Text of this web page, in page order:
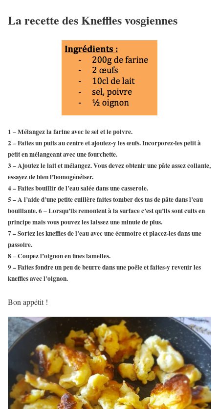
La recette des Kneffles vosgiennes
1 – Mélangez la farine avec le sel et le poivre.
2 – Faites un puits au centre et ajoutez-y les œufs. Incorporez-les petit à
petit en mélangeant avec une fourchette.
3 – Ajoutez le lait et mélangez. Vous devez obtenir une pâte assez collante,
essayez de bien l’homogénéiser.
4 – Faites bouillir de l’eau salée dans une casserole.
5 – A l’aide d’une petite cuillère faites tomber des tas de pâte dans l’eau
bouillante. 6 – Lorsqu’ils remontent à la surface c’est qu’ils sont cuits en
principe mais vous pouvez les laissez une minute de plus.
7 – Sortez les kneffles de l’eau avec une écumoire et placez-les dans une
passoire.
8 – Coupez l’oignon en fines lamelles.
9 – Faites fondre un peu de beurre dans une poêle et faites-y revenir les
kneffles avec l’oignon.
Bon appétit !